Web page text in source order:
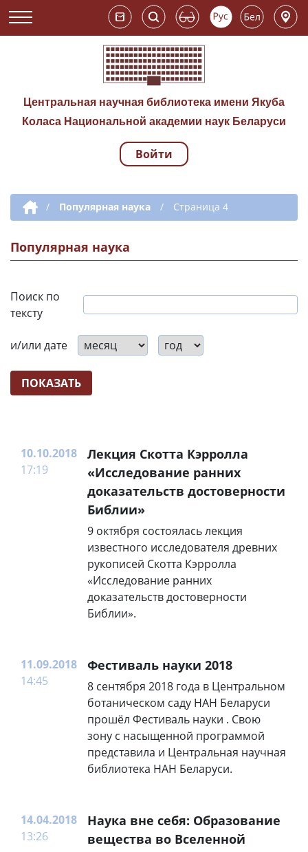
Центральная научная библиотека имени Якуба
Коласа Национальной академии наук Беларуси
Навигация по
Войти
Дополнительная навигация
/ Популярная наука / Страница 4
Популярная наука
Поиск по
тексту
и/или дате
10.10.2018
17:19
Лекция Скотта Кэрролла
«Исследование ранних
доказательств достоверности
Библии»
9 октября состоялась лекция
известного исследователя древних
рукописей Скотта Кэрролла
«Исследование ранних
доказательств достоверности
Библии».
11.09.2018
14:45
Фестиваль науки 2018
8 сентября 2018 года в Центральном
ботаническом саду НАН Беларуси
прошёл Фестиваль науки . Свою
зону с насыщенной программой
представила и Центральная научная
библиотека НАН Беларуси.
14.04.2018
13:26
Наука вне себя: Образование
вещества во Вселенной